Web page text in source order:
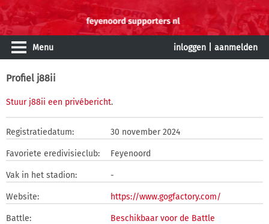
Menu inloggen aanmelden
Profiel j88ii
Stuur j88ii een privébericht.
Registratiedatum: 30 november 2024
Favoriete eredivisieclub: Feyenoord
Vak in het stadion: -
Website: https://www.gogfactory.com/
Battle: Beschikbaar voor de Battle